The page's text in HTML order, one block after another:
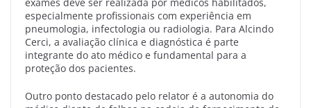
especialmente profissionais com experiência em
pneumologia, infectologia ou radiologia. Para Alcindo
Cerci, a avaliação clínica e diagnóstica é parte
integrante do ato médico e fundamental para a
proteção dos pacientes.
Outro ponto destacado pelo relator é a autonomia do